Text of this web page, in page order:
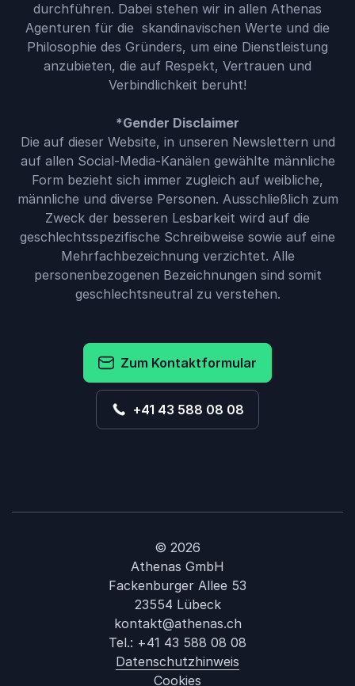
durchführen. Dabei stehen wir in allen Athenas
Agenturen für die skandinavischen Werte und die
Philosophie des Gründers, um eine Dienstleistung
anzubieten, die auf Respekt, Vertrauen und
Verbindlichkeit beruht!
*Gender Disclaimer
Die auf dieser Website, in unseren Newslettern und
auf allen Social-Media-Kanälen gewählte männliche
Form bezieht sich immer zugleich auf weibliche,
männliche und diverse Personen. Ausschließlich zum
Zweck der besseren Lesbarkeit wird auf die
geschlechtsspezifische Schreibweise sowie auf eine
Mehrfachbezeichnung verzichtet. Alle
personenbezogenen Bezeichnungen sind somit
geschlechtsneutral zu verstehen.
Zum Kontaktformular
+41 43 588 08 08
© 2026
Athenas GmbH
Fackenburger Allee 53
23554 Lübeck
kontakt@athenas.ch
Tel.: +41 43 588 08 08
Datenschutzhinweis
Cookies